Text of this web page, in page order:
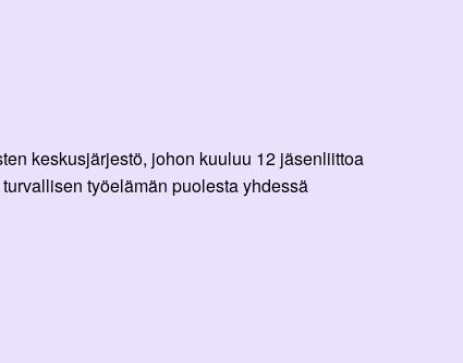
keskusjärjestö, johon kuuluu 12 jäsenliittoa
työelämän puolesta yhdessä